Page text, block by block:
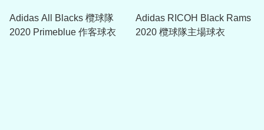
Adidas All Blacks 欖球隊
2020 Primeblue 作客球衣
Adidas RICOH Black Rams
2020 欖球隊主場球衣